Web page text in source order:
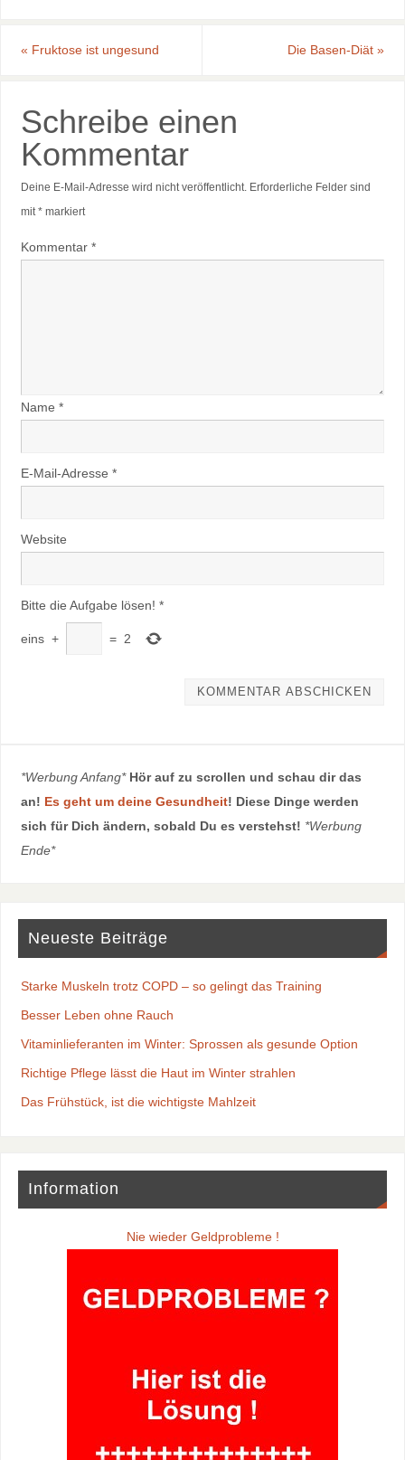
« Fruktose ist ungesund Die Basen-Diät»
Schreibe einen
Kommentar
Deine E-Mail-Adresse wird nicht veröffentlicht. Erforderliche Felder sind
mit*markiert
Kommentar *
Name *
E-Mail-Adresse *
Website
Bitte die Aufgabe lösen! *
eins + = 2
*Werbung Anfang* Hör auf zu scrollen und schau dir das
an! Es geht um deine Gesundheit! Diese Dinge werden
sich für Dich ändern, sobald Du es verstehst! *Werbung
Ende*
Neueste Beiträge
Starke Muskeln trotz COPD – so gelingt das Training
Besser Leben ohne Rauch
Vitaminlieferanten im Winter: Sprossen als gesunde Option
Richtige Pflege lässt die Haut im Winter strahlen
Das Frühstück, ist die wichtigste Mahlzeit
Information
Nie wieder Geldprobleme !